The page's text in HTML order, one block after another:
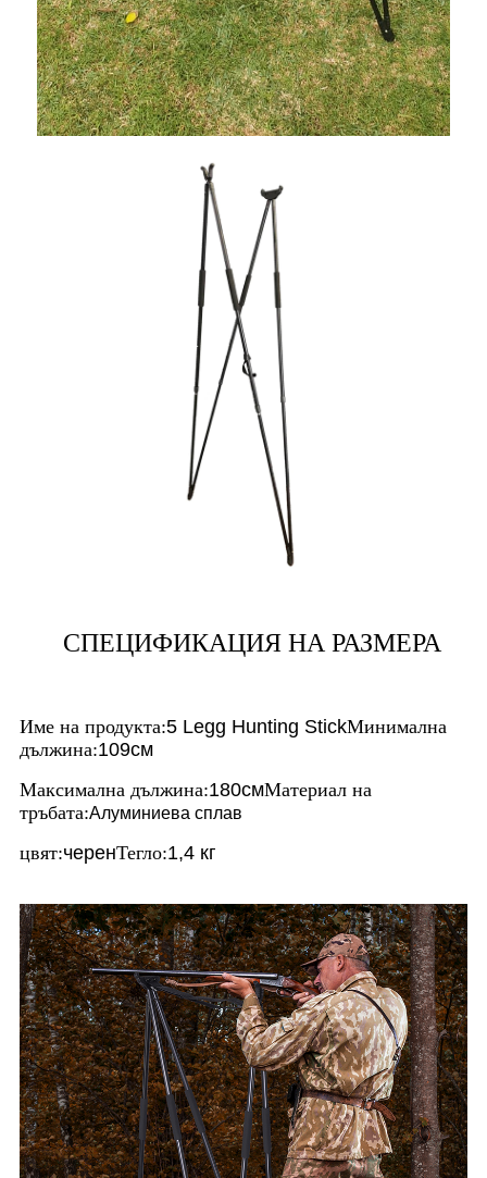
СПЕЦИФИКАЦИЯ НА РАЗМЕРА
Име на продукта:5 Legg Hunting StickМинимална
дължина:109см
Максимална дължина:180смМатериал на
тръбата:Алуминиева сплав
цвят:черенТегло:1,4 кг